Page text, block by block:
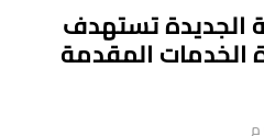
الجديدة تستهدف
المقدمة